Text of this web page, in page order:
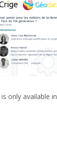
only available in